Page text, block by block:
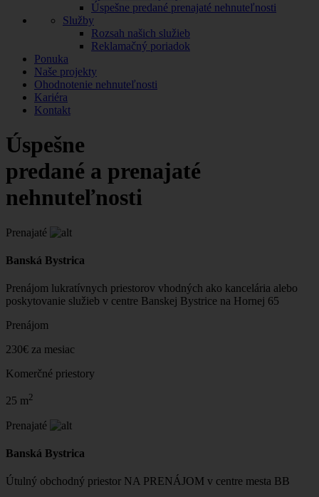
Úspešne predané prenajaté nehnuteľnosti
Služby
Rozsah našich služieb
Reklamačný poriadok
Ponuka
Naše projekty
Ohodnotenie nehnuteľnosti
Kariéra
Kontakt
Úspešne
predané a prenajaté
nehnuteľnosti
Prenajaté
Banská Bystrica
Prenájom lukratívnych priestorov vhodných ako kancelária alebo
poskytovanie služieb v centre Banskej Bystrice na Hornej 65
Prenájom
230€ za mesiac
Komerčné priestory
25 m2
Prenajaté
Banská Bystrica
Útulný obchodný priestor NA PRENÁJOM v centre mesta BB